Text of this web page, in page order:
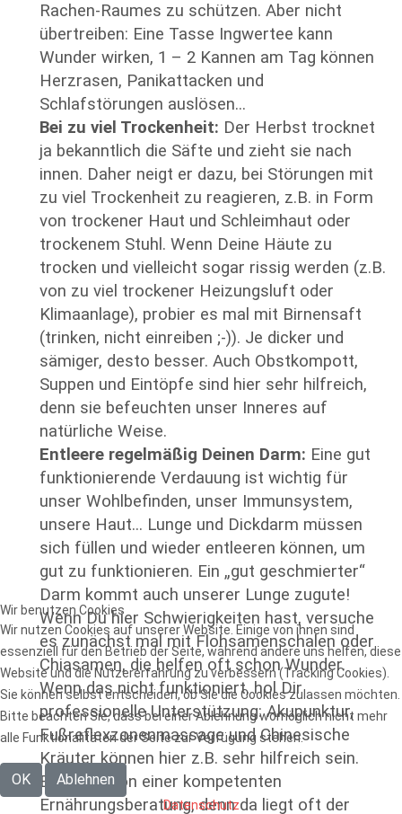
Rachen-Raumes zu schützen. Aber nicht
übertreiben: Eine Tasse Ingwertee kann
Wunder wirken, 1 – 2 Kannen am Tag können
Herzrasen, Panikattacken und
Schlafstörungen auslösen...
Bei zu viel Trockenheit: Der Herbst trocknet
ja bekanntlich die Säfte und zieht sie nach
innen. Daher neigt er dazu, bei Störungen mit
zu viel Trockenheit zu reagieren, z.B. in Form
von trockener Haut und Schleimhaut oder
trockenem Stuhl. Wenn Deine Häute zu
trocken und vielleicht sogar rissig werden (z.B.
von zu viel trockener Heizungsluft oder
Klimaanlage), probier es mal mit Birnensaft
(trinken, nicht einreiben ;-)). Je dicker und
sämiger, desto besser. Auch Obstkompott,
Suppen und Eintöpfe sind hier sehr hilfreich,
denn sie befeuchten unser Inneres auf
natürliche Weise.
Entleere regelmäßig Deinen Darm: Eine gut
funktionierende Verdauung ist wichtig für
unser Wohlbefinden, unser Immunsystem,
unsere Haut... Lunge und Dickdarm müssen
sich füllen und wieder entleeren können, um
gut zu funktionieren. Ein „gut geschmierter“
Darm kommt auch unserer Lunge zugute!
Wenn Du hier Schwierigkeiten hast, versuche
es zunächst mal mit Flohsamenschalen oder
Chiasamen, die helfen oft schon Wunder.
Wenn das nicht funktioniert, hol Dir
professionelle Unterstützung: Akupunktur,
Fußreflexzonenmassage und Chinesische
Kräuter können hier z.B. sehr hilfreich sein.
Begleitet von einer kompetenten
Ernährungsberatung, denn da liegt oft der
Wir benutzen Cookies
Wir nutzen Cookies auf unserer Website. Einige von ihnen sind
essenziell für den Betrieb der Seite, während andere uns helfen, diese
Website und die Nutzererfahrung zu verbessern (Tracking Cookies).
Sie können selbst entscheiden, ob Sie die Cookies zulassen möchten.
Bitte beachten Sie, dass bei einer Ablehnung womöglich nicht mehr
alle Funktionalitäten der Seite zur Verfügung stehen.
OK Ablehnen
Datenschutz